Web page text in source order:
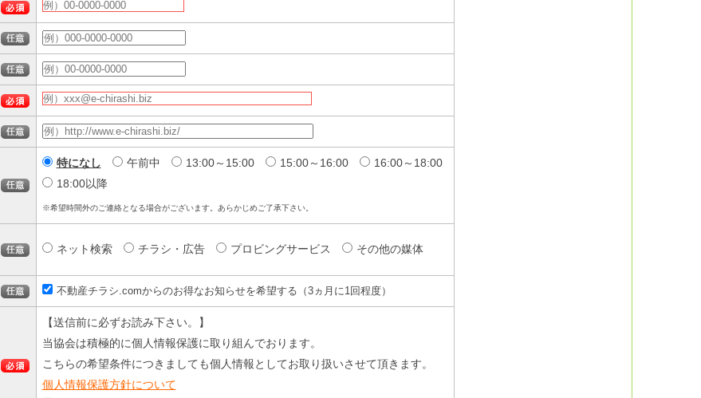
特になし 午前中 13:00～15:00 15:00～16:00
16:00～18:00
18:00以降
※希望時間外のご連絡となる場合がございます。あらかじめご了承下さい。
ネット検索 チラシ・広告 プロビングサービス その他の媒体
不動産チラシ.comからのお得なお知らせを希望する（3ヵ月に1回程度）
【送信前に必ずお読み下さい。】
当協会は積極的に個人情報保護に取り組んでおります。
こちらの希望条件につきましても個人情報としてお取り扱いさせて頂きます。
個人情報保護方針について